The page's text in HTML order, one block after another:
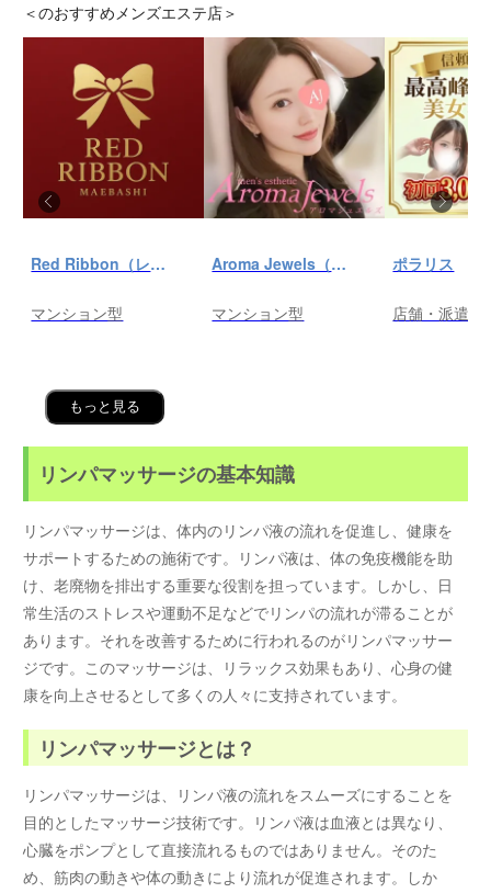
＜のおすすめメンズエステ店＞
Red Ribbon（レッドリボン）前橋
マンション型
Aroma Jewels（アロマ ジュエルズ）秋葉原ルーム
マンション型
ポラリス
店舗・派遣
もっと見る
リンパマッサージの基本知識
リンパマッサージは、体内のリンパ液の流れを促進し、健康を
サポートするための施術です。リンパ液は、体の免疫機能を助
け、老廃物を排出する重要な役割を担っています。しかし、日
常生活のストレスや運動不足などでリンパの流れが滞ることが
あります。それを改善するために行われるのがリンパマッサー
ジです。このマッサージは、リラックス効果もあり、心身の健
康を向上させるとして多くの人々に支持されています。
リンパマッサージとは？
リンパマッサージは、リンパ液の流れをスムーズにすることを
目的としたマッサージ技術です。リンパ液は血液とは異なり、
心臓をポンプとして直接流れるものではありません。そのた
め、筋肉の動きや体の動きにより流れが促進されます。しか